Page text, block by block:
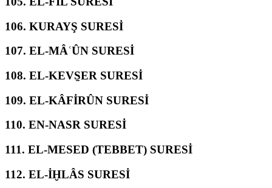
106. KURAYŞ SURESİ
107. EL-MÂʿÛN SURESİ
108. EL-KEVS̱ER SURESİ
109. EL-KÂFİRÛN SURESİ
110. EN-NASR SURESİ
111. EL-MESED (TEBBET) SURESİ
112. EL-İḪLÂS SURESİ